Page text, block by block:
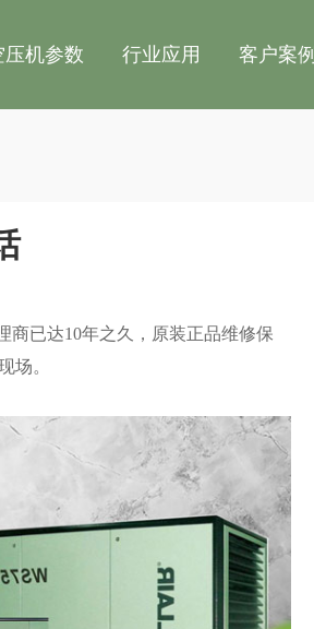
压机参数 行业应用 客户案例
商已达10年之久，原装正品维修保
场。